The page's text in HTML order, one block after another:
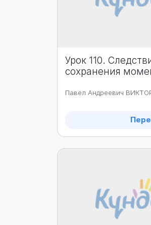
Урок 110.
сохранения
Павел Андреевич